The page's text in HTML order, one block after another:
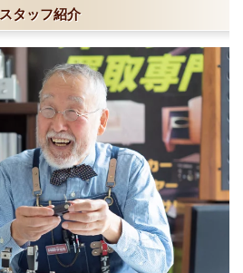
スタッフ紹介